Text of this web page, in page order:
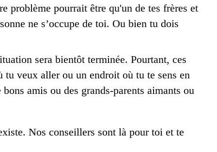
problème pourrait être qu'un de tes frères et
ne s’occupe de toi. Ou bien tu dois
sera bientôt terminée. Pourtant, ces
tu veux aller ou un endroit où tu te sens en
amis ou des grands-parents aimants ou
Nos conseillers sont là pour toi et te